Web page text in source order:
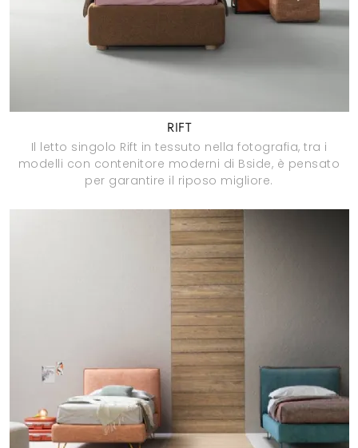
RIFT
Il letto singolo Rift in tessuto nella fotografia, tra i
modelli con contenitore moderni di Bside, è pensato
per garantire il riposo migliore.